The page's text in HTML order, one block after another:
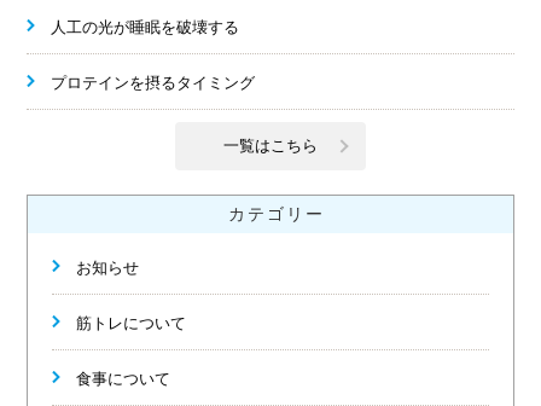
人工の光が睡眠を破壊する
プロテインを摂るタイミング
一覧はこちら
カテゴリー
お知らせ
筋トレについて
食事について